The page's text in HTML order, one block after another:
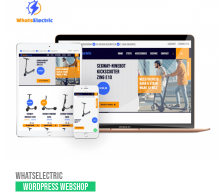
Whatselectric
WordPress webshop